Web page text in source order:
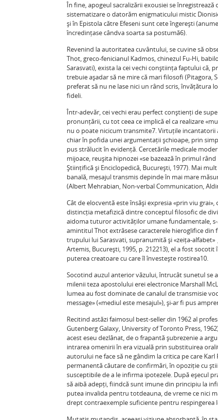
În fine, apogeul sacralizării exousiei se
sistematizare o datorăm enigmaticului mistic
și în Epistola către Efeseni sunt cete îngerești
încredințase cândva soarta sa postumă6).
Revenind la autoritatea cuvântului, se cuvine să
Thot, greco-fenicianul Kadmos, chinezul Fu-Hi,
Sarasvati), exista la cei vechi conștiința faptului că,
trebuie așadar să ne mire că mari filosofi (Pitagora,
preferat să nu ne lase nici un rând scris,
fideli.
Într-adevăr, cei vechi erau perfect conștienți de
pronunțării, cu tot ceea ce implică el ca realizare
nu o poate nicicum transmite7. Virtuțile
chiar în pofida unei argumentații șchioape, prin
pus strălucit în evidență. Cercetările medicale
mijoace, reușita hipnozei «se bazează în primul
Științifică și Enciclopedică, București, 1977). Mai
banală, mesajul transmis depinde în mai mare
(Albert Mehrabian, Non-verbal Communication,
Cât de elocventă este însăși expresia «prin viu
distincția metafizică dintre conceptul filosofic de
aidoma tuturor activităților umane fundamentale,
amintitul Thot extrăsese caracterele hieroglifice
trupului lui Sarasvati, supranumită și «zeița-alfabet»
Artemis, București, 1995, p. 212213), el a fost
puterea creatoare cu care îl învestește rostirea10.
Socotind auzul anterior văzului, întrucât sunetul se
milenii teza apostolului erei electronice Marshall
lumea au fost dominate de canalul de transmisie
message» («mediul este mesajul»), și-ar fi pus
Recitind astăzi faimosul best-seller din 1962 al
Gutenberg Galaxy, University of Toronto Press,
acest eseu dezlânat, de o frapantă șubrezenie a
intrarea omenirii în era vizuală prin substituirea
autorului ne face să ne gândim la critica pe care
permanentă căutare de confirmări, în opoziție cu
susceptibile de a le infirma ipotezele. După eșecul
să aibă adepți, fiindcă sunt imune din principiu la
putea invalida pentru totdeauna, de vreme ce nici
drept contraexemple suficiente pentru respingerea